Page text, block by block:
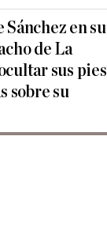
en su
de La
sus pies
sobre su